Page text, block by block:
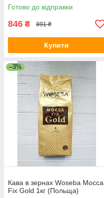
Готово до відправки
846 ₴ 891 ₴
Купити
–3%
Кава в зернах Woseba Mocca
Fix Gold 1кг (Польща)